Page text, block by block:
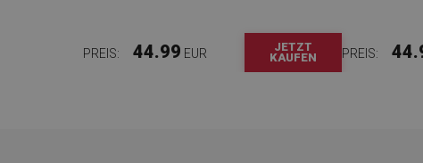
PREIS: 44.99 EUR
JETZT
KAUFEN
PREIS: